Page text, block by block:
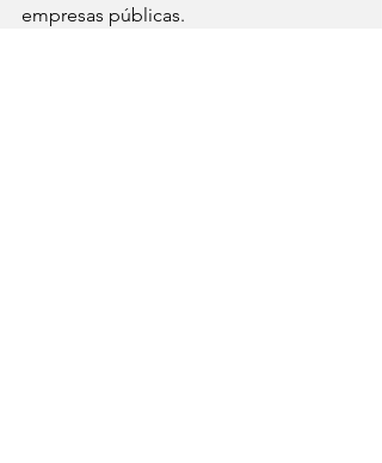
empresas públicas.